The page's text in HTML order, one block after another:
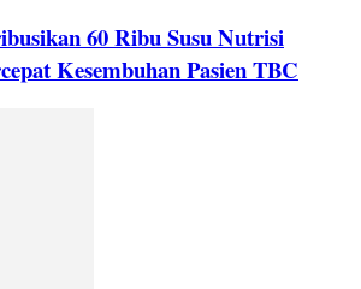
60 Ribu Susu Nutrisi
Kesembuhan Pasien TBC